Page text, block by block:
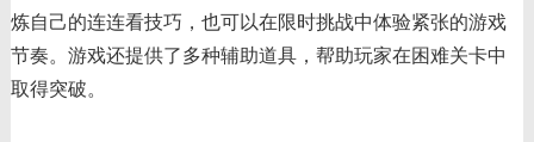
炼自己的连连看技巧，也可以在限时挑战中体验紧张的游戏
节奏。游戏还提供了多种辅助道具，帮助玩家在困难关卡中
取得突破。